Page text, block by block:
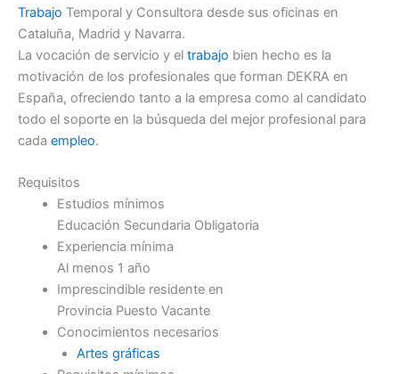
Trabajo Temporal y Consultora desde sus oficinas en
Cataluña, Madrid y Navarra.
La vocación de servicio y el trabajo bien hecho es la
motivación de los profesionales que forman DEKRA en
España, ofreciendo tanto a la empresa como al candidato
todo el soporte en la búsqueda del mejor profesional para
cada empleo.
Requisitos
Estudios mínimos
Educación Secundaria Obligatoria
Experiencia mínima
Al menos 1 año
Imprescindible residente en
Provincia Puesto Vacante
Conocimientos necesarios
Artes gráficas